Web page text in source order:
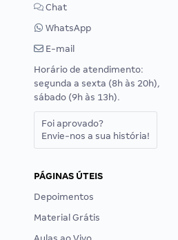
Chat
WhatsApp
E-mail
Horário de atendimento:
segunda a sexta (8h às 20h),
sábado (9h às 13h).
Foi aprovado?
Envie-nos a sua história!
PÁGINAS ÚTEIS
Depoimentos
Material Grátis